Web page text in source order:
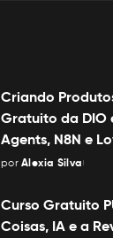
Criando
Gratuito da DIO
Agents, N8N e
Posted
por Alexia Silva
Curso Gratuito
Coisas, IA e a